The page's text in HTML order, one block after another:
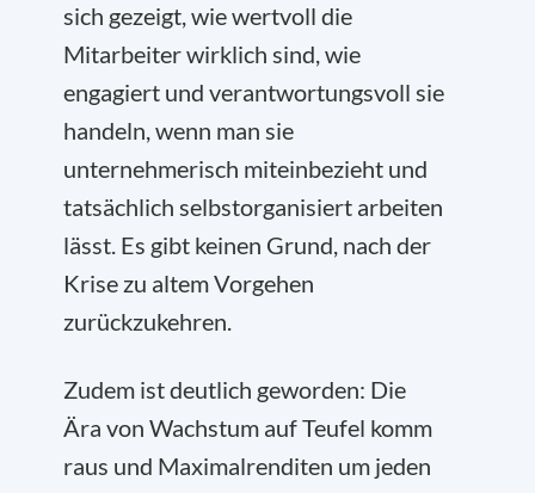
sich gezeigt, wie wertvoll die
Mitarbeiter wirklich sind, wie
engagiert und verantwortungsvoll sie
handeln, wenn man sie
unternehmerisch miteinbezieht und
tatsächlich selbstorganisiert arbeiten
lässt. Es gibt keinen Grund, nach der
Krise zu altem Vorgehen
zurückzukehren.
Zudem ist deutlich geworden: Die
Ära von Wachstum auf Teufel komm
raus und Maximalrenditen um jeden